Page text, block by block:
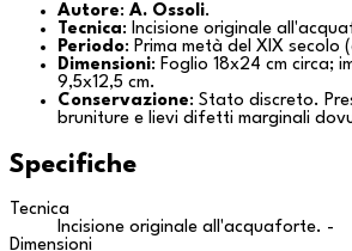
Autore: A. Ossoli.
Tecnica: Incisione originale
Periodo: Prima metà del XIX secolo
Dimensioni: Foglio 18x24 cm circa;
9,5x12,5 cm.
Conservazione: Stato discreto.
bruniture e lievi difetti marginali
Specifiche
Tecnica
Incisione originale all'acquaforte. -
Dimensioni